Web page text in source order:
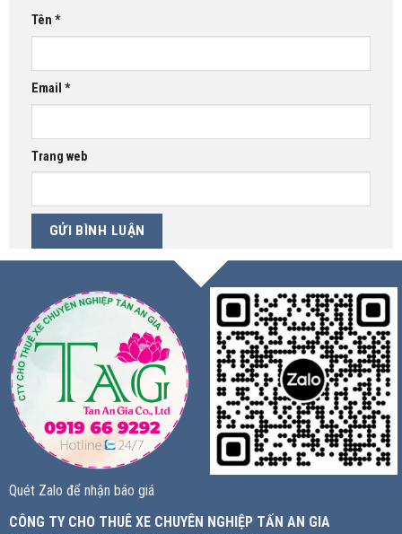
Tên *
Email *
Trang web
Quét Zalo để nhận báo giá
CÔNG TY CHO THUÊ XE CHUYÊN NGHIỆP TẤN AN GIA